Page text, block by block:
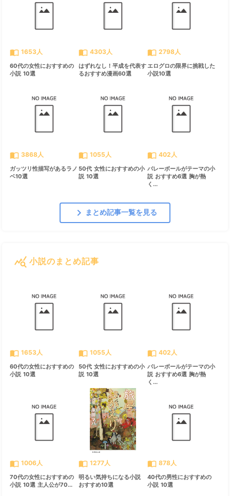
import_contacts 1653人
60代の女性におすすめの
小説 10選
import_contacts 4303人
はずれなし！平成を代表す
るおすすめ漫画60選
import_contacts 2798人
エログロの限界に挑戦した
小説10選
import_contacts 3868人
ガッツリ性描写があるラノ
ベ10選
import_contacts 1055人
50代 女性におすすめの小
説 10選
import_contacts 402人
バレーボールがテーマの小
説 おすすめ6選 胸が熱
く...
chevron_right まとめ記事一覧を見る
query_stats 小説のまとめ記事
import_contacts 1653人
60代の女性におすすめの
小説 10選
import_contacts 1055人
50代 女性におすすめの小
説 10選
import_contacts 402人
バレーボールがテーマの小
説 おすすめ6選 胸が熱
く...
import_contacts 1006人
70代の女性におすすめの
小説 10選 主人公が70...
import_contacts 1277人
明るい気持ちになる小説
おすすめ10選
import_contacts 878人
40代の男性におすすめの
小説 10選